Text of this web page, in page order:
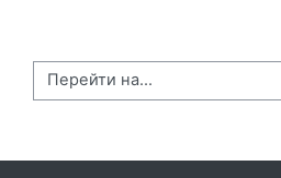
Перейти на...